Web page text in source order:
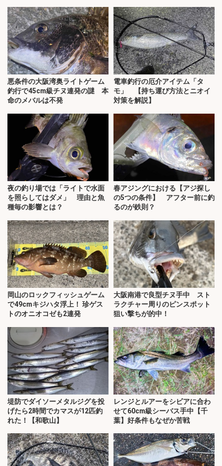
悪条件の大阪湾奥ライトゲーム
釣行で45cm級チヌ連発の謎 本
命のメバルは不発
電車釣行の厄介アイテム「タ
モ」 【持ち運び方法とニオイ
対策を解説】
夜の釣り場では「ライトで水面
を照らしてはダメ」 理由と魚
種毎の影響とは？
春アジングにおける【アジ探し
の5つの条件】 アフター前に釣
るのが鉄則？
岡山のロックフィッシュゲーム
で49cmキジハタ浮上！ 珍ゲス
トのオニオコゼも2連発
大阪南港で良型チヌ手中 スト
ラクチャー周りのピンスポット
狙い撃ちが的中！
堤防でダイソーメタルジグを投
げたら2時間でカマスが12匹釣
れた！【和歌山】
レンジとルアーをシビアに合わ
せて60cm級シーバス手中【千
葉】好条件もなぜか苦戦